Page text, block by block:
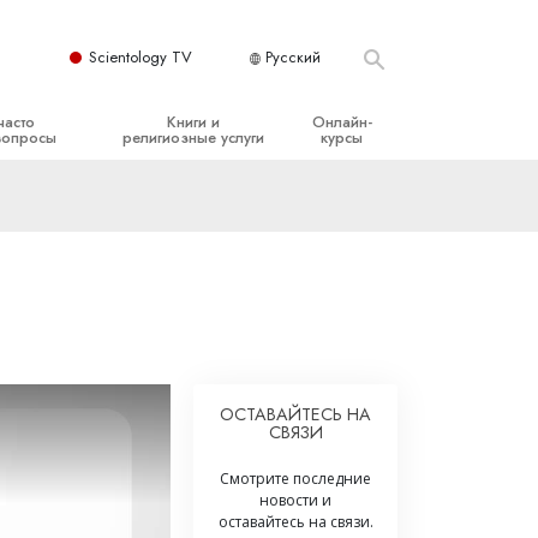
Scientology TV Русский
Книги и
религиозные услуги
Онлайн-
курсы
Помощь при болезнях и травмах
Целостность и честность
Шкала эмоциональных тонов
ОСТАВАЙТЕСЬ НА
СВЯЗИ
Смотрите последние
новости и
оставайтесь на связи.